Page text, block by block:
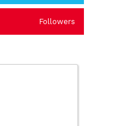
Followers